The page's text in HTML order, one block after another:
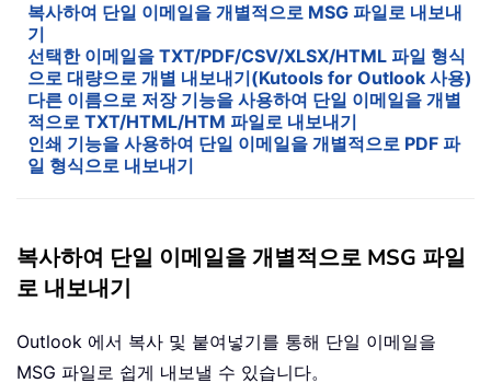
복사하여 단일 이메일을 개별적으로 MSG 파일로 내보내
기
선택한 이메일을 TXT/PDF/CSV/XLSX/HTML 파일 형식
으로 대량으로 개별 내보내기(Kutools for Outlook 사용)
다른 이름으로 저장 기능을 사용하여 단일 이메일을 개별
적으로 TXT/HTML/HTM 파일로 내보내기
인쇄 기능을 사용하여 단일 이메일을 개별적으로 PDF 파
일 형식으로 내보내기
복사하여 단일 이메일을 개별적으로 MSG 파일
로 내보내기
Outlook 에서 복사 및 붙여넣기를 통해 단일 이메일을
MSG 파일로 쉽게 내보낼 수 있습니다。